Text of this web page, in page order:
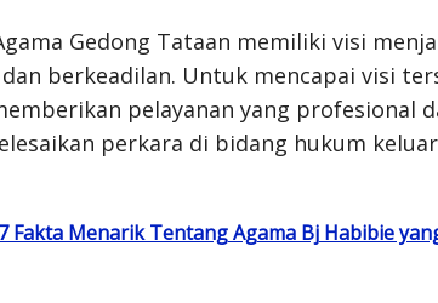
Gedong Tataan memiliki visi
berkeadilan. Untuk mencapai visi
pelayanan yang profesional
perkara di bidang hukum
7 Fakta Menarik Tentang Agama Bj Habibie